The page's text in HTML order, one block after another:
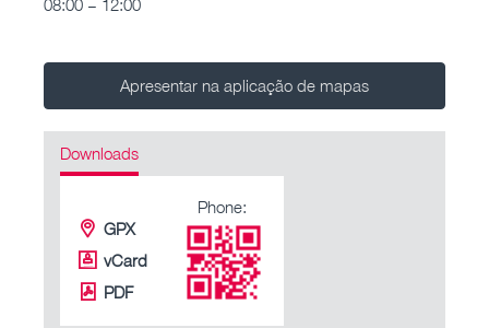
Apresentar na aplicação de mapas
Downloads
GPX
vCard
PDF
Phone: